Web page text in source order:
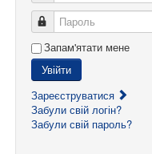
Пароль
Запам'ятати мене
Увійти
Зареєструватися
Забули свій логін?
Забули свій пароль?